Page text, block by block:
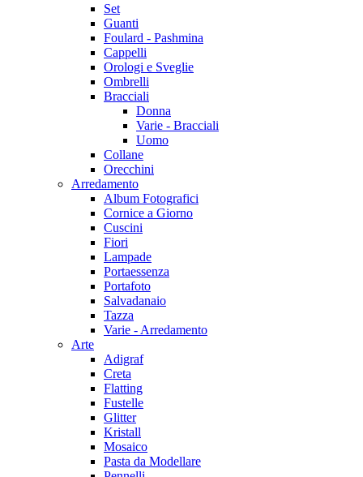
Set
Guanti
Foulard - Pashmina
Cappelli
Orologi e Sveglie
Ombrelli
Bracciali
Donna
Varie - Bracciali
Uomo
Collane
Orecchini
Arredamento
Album Fotografici
Cornice a Giorno
Cuscini
Fiori
Lampade
Portaessenza
Portafoto
Salvadanaio
Tazza
Varie - Arredamento
Arte
Adigraf
Creta
Flatting
Fustelle
Glitter
Kristall
Mosaico
Pasta da Modellare